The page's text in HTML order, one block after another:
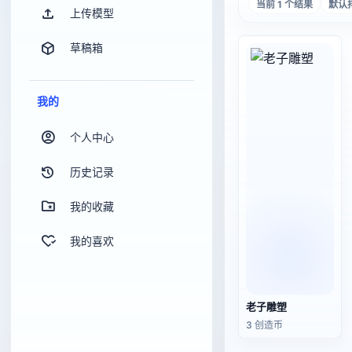
上传模型
草稿箱
我的
个人中心
历史记录
我的收藏
我的喜欢
当前 1 个结果 默认
老子雕塑
3 创造币